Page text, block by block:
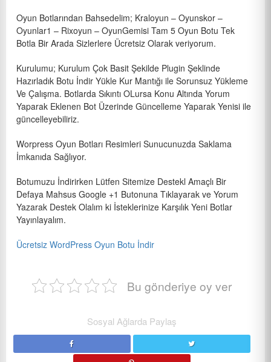
Oyun Botlarından Bahsedelim; Kraloyun – Oyunskor –
Oyunlar1 – Rixoyun – OyunGemisi Tam 5 Oyun Botu Tek
Botla Bir Arada Sizlerlere Ücretsiz Olarak veriyorum.
Kurulumu; Kurulum Çok Basit Şekilde Plugin Şeklinde
Hazırladık Botu İndir Yükle Kur Mantığı ile Sorunsuz Yükleme
Ve Çalışma. Botlarda Sıkıntı OLursa Konu Altında Yorum
Yaparak Eklenen Bot Üzerinde Güncelleme Yaparak Yenisi ile
güncelleyebiliriz.
Worpress Oyun Botları Resimleri Sunucunuzda Saklama
İmkanıda Sağlıyor.
Botumuzu İndirirken Lütfen Sitemize Destekl Amaçlı Bir
Defaya Mahsus Google +1 Butonuna Tıklayarak ve Yorum
Yazarak Destek Olalım ki İsteklerinize Karşılık Yeni Botlar
Yayınlayalım.
Ücretsiz WordPress Oyun Botu İndir
Bu gönderiye oy ver
Sosyal Ağlarda Paylaş